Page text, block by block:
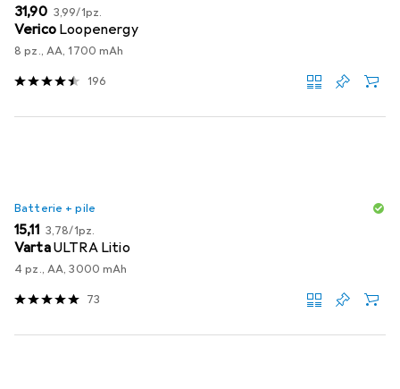
EUR
31,90 EUR
3,99/1pz.
Verico Loopenergy
8 pz., AA, 1700 mAh
196
Batterie + pile
EUR
15,11 EUR
3,78/1pz.
VartaULTRA Litio
4 pz., AA, 3000 mAh
73